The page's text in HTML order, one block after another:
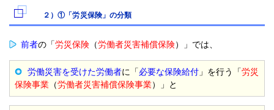
２）①「労災保険」の分類
前者の「労災保険 （労働者災害補償保険）」では、
労働災害を受けた労働者に「必要な保険給付 」を行う「労災
保険事業 （労働者災害補償保険事業）」と